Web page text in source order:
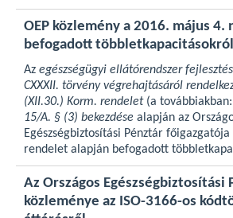
OEP közlemény a 2016. május 4.
befogadott többletkapacitásokról
Az egészségügyi ellátórendszer
CXXXII. törvény végrehajtásáról
(XII.30.) Korm. rendelet (a
15/A. § (3) bekezdése alapján az
Egészségbiztosítási Pénztár főigazgatója
rendelet alapján befogadott
Az Országos Egészségbiztosítási
közleménye az ISO-3166-os